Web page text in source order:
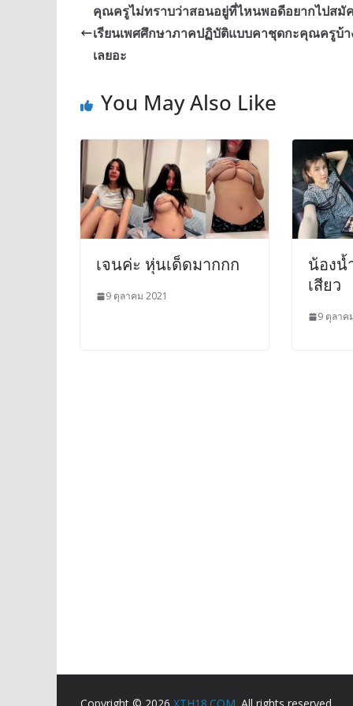
คุณครูไม่ทราบว่าสอนอยู่ที่ไหนพอดีอยากไปสมั
เรียนเพศศึกษาภาคปฏิบัติแบบคาชุดกะคุณครูบ้า
เลยอะ
You May Also Like
เจนค่ะ หุ่นเด็ดมากกก
9 ตุลาคม 2021
น้องน้
เสียว
9 ตุลาค